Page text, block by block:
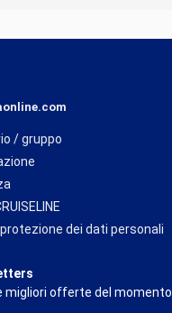
/ gruppo
dei dati personali
migliori offerte del momento